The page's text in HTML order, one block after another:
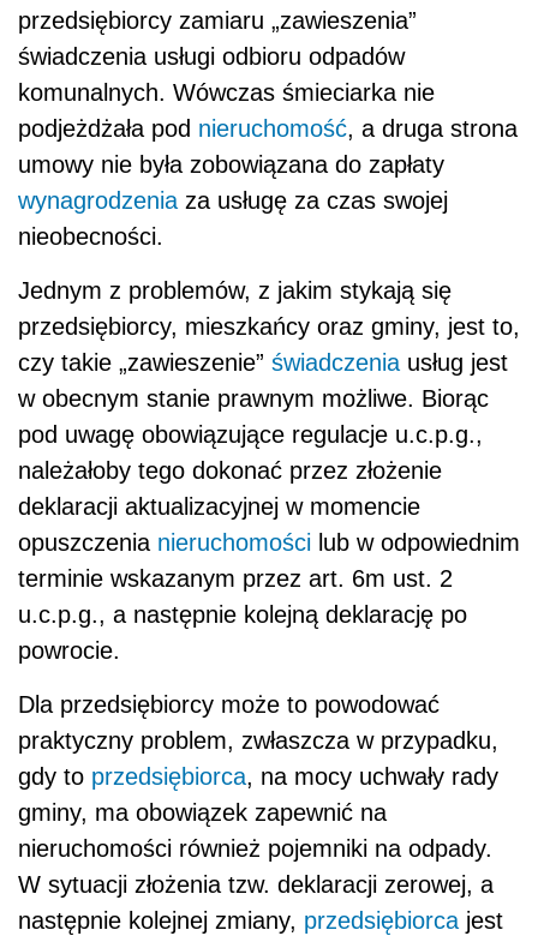
przedsiębiorcy zamiaru „zawieszenia”
świadczenia usługi odbioru odpadów
komunalnych. Wówczas śmieciarka nie
podjeżdżała pod nieruchomość, a druga strona
umowy nie była zobowiązana do zapłaty
wynagrodzenia za usługę za czas swojej
nieobecności.
Jednym z problemów, z jakim stykają się
przedsiębiorcy, mieszkańcy oraz gminy, jest to,
czy takie „zawieszenie” świadczenia usług jest
w obecnym stanie prawnym możliwe. Biorąc
pod uwagę obowiązujące regulacje u.c.p.g.,
należałoby tego dokonać przez złożenie
deklaracji aktualizacyjnej w momencie
opuszczenia nieruchomości lub w odpowiednim
terminie wskazanym przez art. 6m ust. 2
u.c.p.g., a następnie kolejną deklarację po
powrocie.
Dla przedsiębiorcy może to powodować
praktyczny problem, zwłaszcza w przypadku,
gdy to przedsiębiorca, na mocy uchwały rady
gminy, ma obowiązek zapewnić na
nieruchomości również pojemniki na odpady.
W sytuacji złożenia tzw. deklaracji zerowej, a
następnie kolejnej zmiany, przedsiębiorca jest